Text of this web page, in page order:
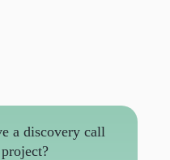
a discovery call